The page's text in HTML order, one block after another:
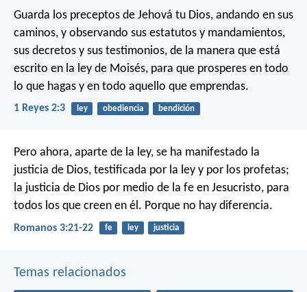
Guarda los preceptos de Jehová tu Dios, andando en sus
caminos, y observando sus estatutos y mandamientos,
sus decretos y sus testimonios, de la manera que está
escrito en la ley de Moisés, para que prosperes en todo
lo que hagas y en todo aquello que emprendas.
1 Reyes 2:3 ley obediencia bendición
Pero ahora, aparte de la ley, se ha manifestado la
justicia de Dios, testificada por la ley y por los profetas;
la justicia de Dios por medio de la fe en Jesucristo, para
todos los que creen en él. Porque no hay diferencia.
Romanos 3:21-22 fe ley justicia
Temas relacionados